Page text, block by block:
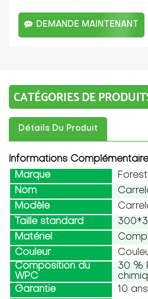
DEMANDE MAINTENANT
CATÉGORIES DE
Détails Du Produit
Informations
Marque
Nom
Modèle
Taille standard
Matériel
Couleur
Composition du
WPC
30 %
Garantie
10 ans